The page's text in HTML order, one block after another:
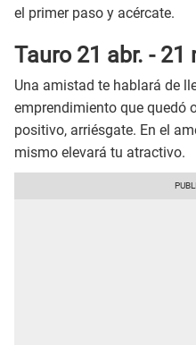
el primer paso y acércate.
Tauro 21 abr. - 21
Una amistad te hablará de
emprendimiento que quedó
positivo, arriésgate. En el
mismo elevará tu atractivo.